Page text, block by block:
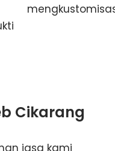
Cikarang
jasa kami